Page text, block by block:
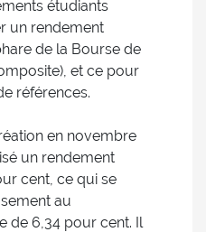
étudiants
un rendement
de la Bourse de
et ce pour
références.
en novembre
un rendement
cent, ce qui se
au
de 6,34 pour cent. Il